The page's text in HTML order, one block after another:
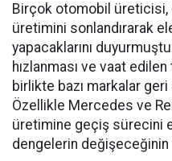
Birçok otomobil
üretimini sonlandırarak
yapacaklarını
hızlanması ve vaat
birlikte bazı markalar geri
Özellikle Mercedes ve
üretimine geçiş sürecini
dengelerin